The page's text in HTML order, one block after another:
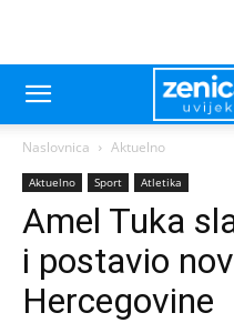
Naslovnica Aktuelno
Aktuelno Sport Atletika
Amel Tuka
i postavio
Hercegovine